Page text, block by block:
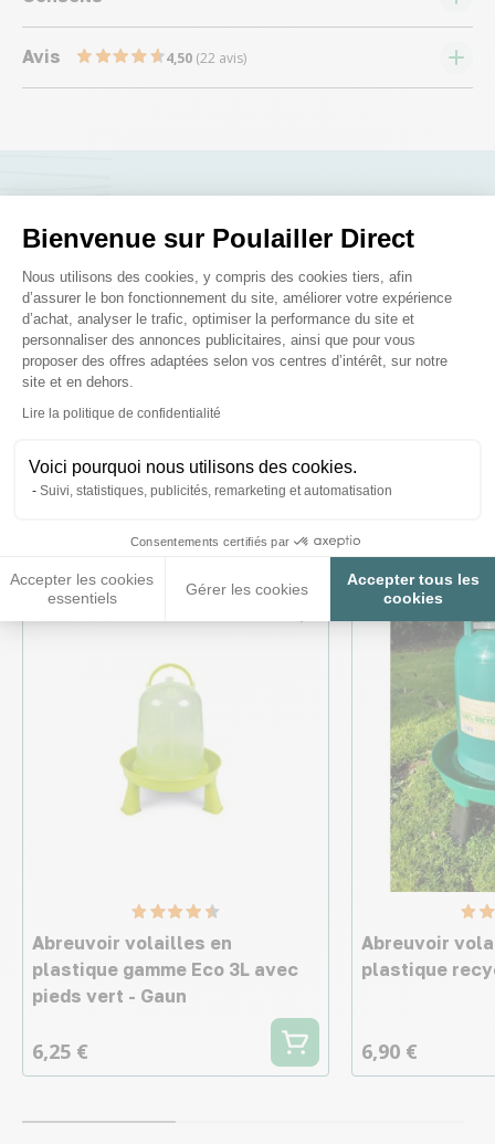
Bienvenue sur Poulailler Direct
Plateforme de Gestion du
Nous utilisons des cookies, y compris des cookies tiers, afin
d’assurer le bon fonctionnement du site, améliorer votre expérience
d’achat, analyser le trafic, optimiser la performance du site et
personnaliser des annonces publicitaires, ainsi que pour vous
proposer des offres adaptées selon vos centres d’intérêt, sur notre
site et en dehors.
Lire la politique de confidentialité
Voici pourquoi nous utilisons des cookies.
Suivi, statistiques, publicités, remarketing et automatisation
Consentements certifiés par
Accepter les cookies
essentiels
Gérer les cookies
Accepter tous les
cookies
Axeptio consent
Avis 4,50 (22 avis)
Nous répondons à toutes vos
questions ;)
Posez-nous vos questions
Ces produits peuvent vous
Abreuvoir volailles en
plastique gamme Eco 3L avec
pieds vert - Gaun
6,25 €
★ Top Vente
Abreuvoir
plastique
6,90 €